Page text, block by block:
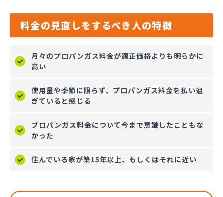
料金の見直しをするべき人の特徴
月々のプロパンガス料金が適正価格よりも明らかに
高い
使用量や季節に限らず、プロパンガス料金を払い過
ぎていると感じる
プロパンガス料金について今まで意識したこともな
かった
住んでいる家が築15年以上、もしくはそれに近い